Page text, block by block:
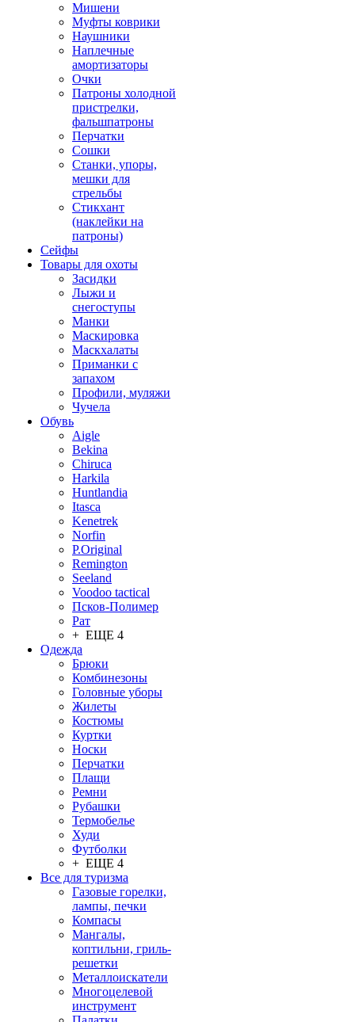
Мишени
Муфты коврики
Наушники
Наплечные
амортизаторы
Очки
Патроны холодной
пристрелки,
фальшпатроны
Перчатки
Сошки
Станки, упоры,
мешки для
стрельбы
Стикхант
(наклейки на
патроны)
Сейфы
Товары для охоты
Засидки
Лыжи и
снегоступы
Манки
Маскировка
Маскхалаты
Приманки с
запахом
Профили, муляжи
Чучела
Обувь
Aigle
Bekina
Chiruсa
Harkila
Huntlandia
Itasca
Kenetrek
Norfin
P.Original
Remington
Seeland
Voodoo tactical
Псков-Полимер
Рат
+ ЕЩЕ 4
Одежда
Брюки
Комбинезоны
Головные уборы
Жилеты
Костюмы
Куртки
Носки
Перчатки
Плащи
Ремни
Рубашки
Термобелье
Худи
Футболки
+ ЕЩЕ 4
Все для туризма
Газовые горелки,
лампы, печки
Компасы
Мангалы,
коптильни, гриль-
решетки
Металлоискатели
Многоцелевой
инструмент